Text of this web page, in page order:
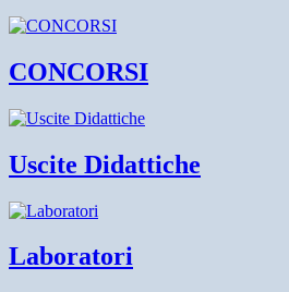
CONCORSI
Uscite Didattiche
Laboratori